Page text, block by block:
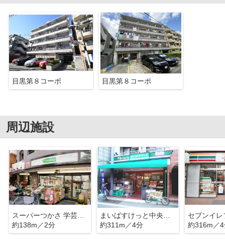
目黒第８コーポ 目黒第８コーポ
周辺施設
スーパーつかさ 学芸大学店
約138m／2分
約311m／4分
約316m／